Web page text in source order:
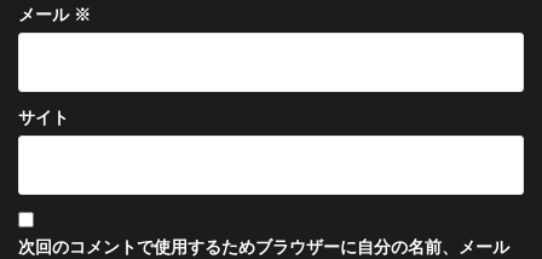
メール ※
サイト
次回のコメントで使用するためブラウザーに自分の名前、メール